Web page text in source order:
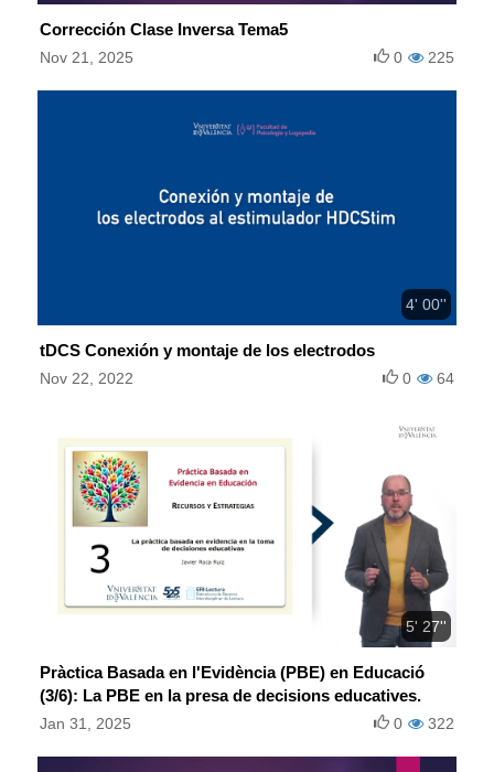
Corrección Clase Inversa Tema5
Nov 21, 2025 225
0
4' 00''
tDCS Conexión y montaje de los electrodos
Nov 22, 2022 64
0
5' 27''
Pràctica Basada en l'Evidència (PBE) en Educació
(3/6): La PBE en la presa de decisions educatives.
Jan 31, 2025 322
0